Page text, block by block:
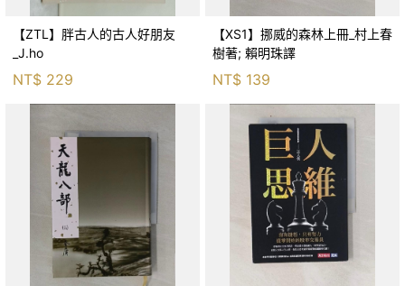
【ZTL】胖古人的古人好朋友
_J.ho
NT$ 229
【XS1】挪威的森林上冊_村上春
樹著; 賴明珠譯
NT$ 139